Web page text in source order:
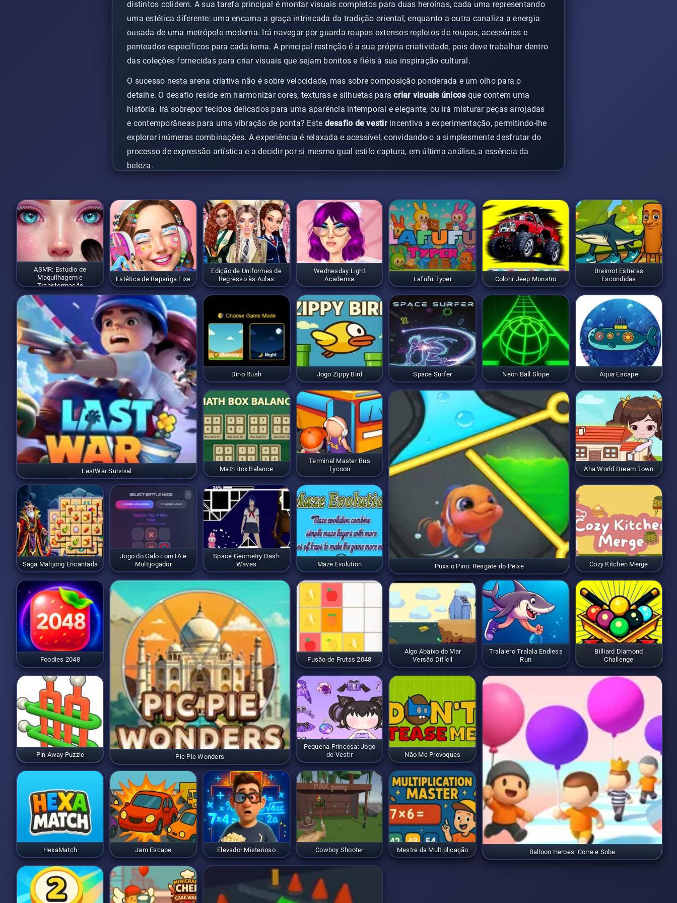
distintos colidem. A sua tarefa principal é montar visuais completos para duas heroínas, cada uma representando
uma estética diferente: uma encarna a graça intrincada da tradição oriental, enquanto a outra canaliza a energia
ousada de uma metrópole moderna. Irá navegar por guarda-roupas extensos repletos de roupas, acessórios e
penteados específicos para cada tema. A principal restrição é a sua própria criatividade, pois deve trabalhar dentro
das coleções fornecidas para criar visuais que sejam bonitos e fiéis à sua inspiração cultural.
O sucesso nesta arena criativa não é sobre velocidade, mas sobre composição ponderada e um olho para o
detalhe. O desafio reside em harmonizar cores, texturas e silhuetas paracriar visuais únicosque contem uma
história. Irá sobrepor tecidos delicados para uma aparência intemporal e elegante, ou irá misturar peças arrojadas
e contemporâneas para uma vibração de ponta? Este desafio de vestirincentiva a experimentação, permitindo-lhe
explorar inúmeras combinações. A experiência é relaxada e acessível, convidando-o a simplesmente desfrutar do
processo de expressão artística e a decidir por si mesmo qual estilo captura, em última análise, a essência da
beleza.
ASMR: Estúdio de
Maquilhagem e
Transformação
Estética de Rapariga Fixe
Edição de Uniformes de
Regresso às Aulas
Wednesday Light
Academia
Lafufu Typer Colorir Jeep Monstro
Brainrot Estrelas
Escondidas
LastWar Survival
Dino Rush Jogo Zippy Bird Space Surfer Neon Ball Slope Aqua Escape
Math Box Balance
Terminal Master Bus
Tycoon
Puxa o Pino: Resgate do Peixe
Aha World Dream Town
Saga Mahjong Encantada
Jogo do Galo com IA e
Multijogador
Space Geometry Dash
Waves
Maze Evolution Cozy Kitchen Merge
Foodies 2048
Pic Pie Wonders
Fusão de Frutas 2048
Algo Abaixo do Mar
Versão Difícil
Tralalero Tralala Endless
Run
Billiard Diamond
Challenge
Pin Away Puzzle
Pequena Princesa: Jogo
de Vestir
Não Me Provoques
Balloon Heroes: Corre e Sobe
HexaMatch Jam Escape Elevador Misterioso Cowboy Shooter Mestre da Multiplicação